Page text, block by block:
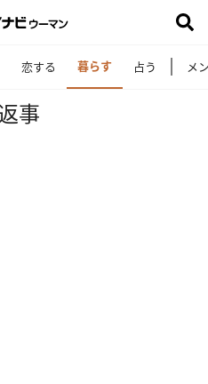
恋する 暮らす 占う メ
事